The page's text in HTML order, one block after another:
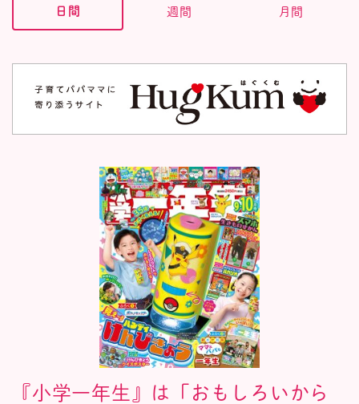
日間 週間 月間
『小学一年生』は「おもしろいから